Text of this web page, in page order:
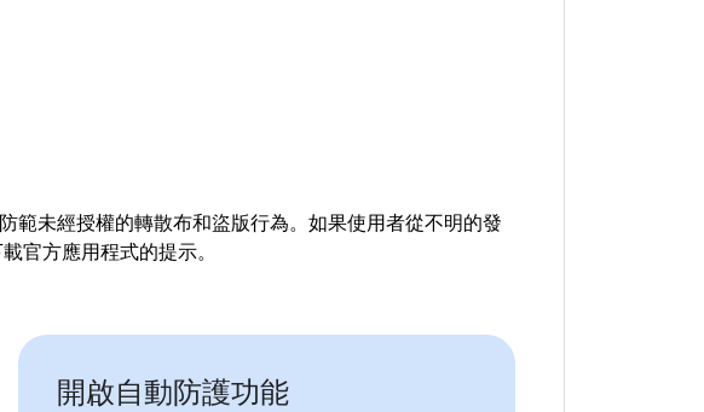
範未經授權的轉散布和盜版行為。如果使用者從不明的發
官方應用程式的提示。
開啟自動防護功能